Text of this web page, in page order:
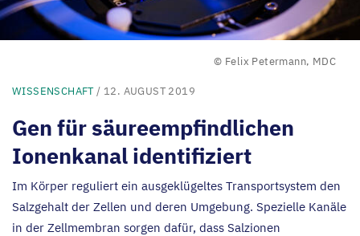
© Felix Petermann, MDC
WISSENSCHAFT/ 12. AUGUST 2019
Gen für säureempfindlichen
Ionenkanal identifiziert
Im Körper reguliert ein ausgeklügeltes Transportsystem den
Salzgehalt der Zellen und deren Umgebung. Spezielle Kanäle
in der Zellmembran sorgen dafür, dass Salzionen